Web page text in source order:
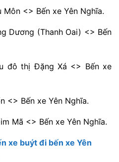
Môn <> Bến xe Yên Nghĩa.
Dương (Thanh Oai) <> Bến
đô thị Đặng Xá <> Bến xe
<> Bến xe Yên Nghĩa.
Mã <> Bến xe Yên Nghĩa.
xe buýt đi bến xe Yên